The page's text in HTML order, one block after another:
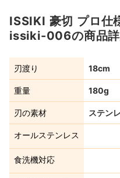
ISSIKI 豪切 プロ仕
issiki-006の商品
刃渡り 18cm
重量 180g
刃の素材 ステン
オールステンレス
食洗機対応